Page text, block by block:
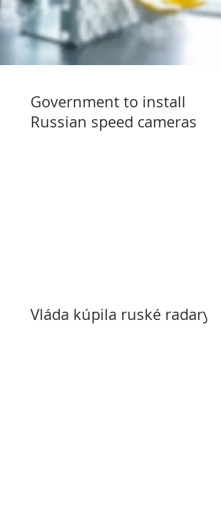
Government to install
Russian speed cameras
Vláda kúpila ruské radary